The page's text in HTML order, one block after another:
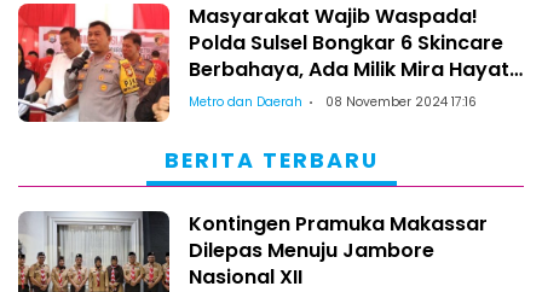
Masyarakat Wajib Waspada!
Polda Sulsel Bongkar 6 Skincare
Berbahaya, Ada Milik Mira Hayati
dan Fenny Frans
Metro dan Daerah 08 November 2024 17:16
BERITA TERBARU
Kontingen Pramuka Makassar
Dilepas Menuju Jambore
Nasional XII